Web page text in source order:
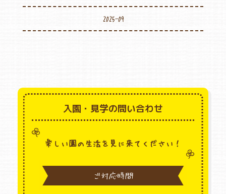
2025-09
入園・見学の問い合わせ
楽しい園の生活を見に来てください！
ご対応時間